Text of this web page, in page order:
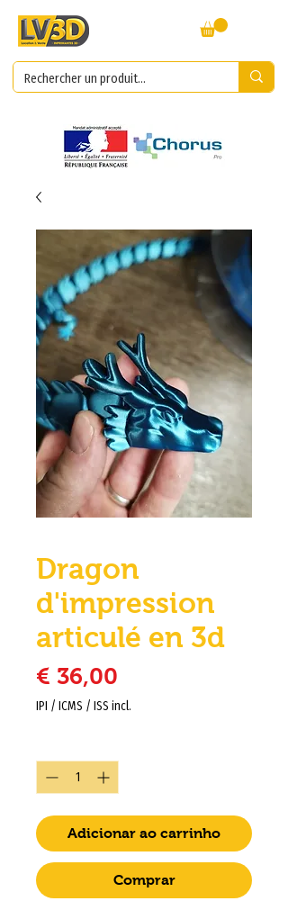
Dragon
d'impression
articulé en 3d
€ 36,00
IPI / ICMS / ISS incl.
Adicionar ao carrinho
Comprar